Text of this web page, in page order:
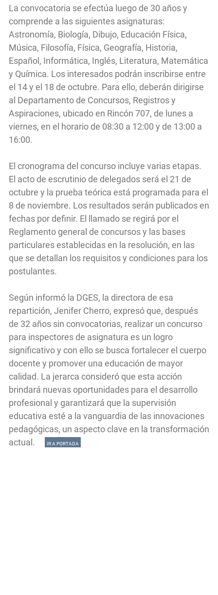
La convocatoria se efectúa luego de 30 años y
comprende a las siguientes asignaturas:
Astronomía, Biología, Dibujo, Educación Física,
Música, Filosofía, Física, Geografía, Historia,
Español, Informática, Inglés, Literatura, Matemática
y Química. Los interesados podrán inscribirse entre
el 14 y el 18 de octubre. Para ello, deberán dirigirse
al Departamento de Concursos, Registros y
Aspiraciones, ubicado en Rincón 707, de lunes a
viernes, en el horario de 08:30 a 12:00 y de 13:00 a
16:00.
El cronograma del concurso incluye varias etapas.
El acto de escrutinio de delegados será el 21 de
octubre y la prueba teórica está programada para el
8 de noviembre. Los resultados serán publicados en
fechas por definir. El llamado se regirá por el
Reglamento general de concursos y las bases
particulares establecidas en la resolución, en las
que se detallan los requisitos y condiciones para los
postulantes.
Según informó la DGES, la directora de esa
repartición, Jenifer Cherro, expresó que, después
de 32 años sin convocatorias, realizar un concurso
para inspectores de asignatura es un logro
significativo y con ello se busca fortalecer el cuerpo
docente y promover una educación de mayor
calidad. La jerarca consideró que esta acción
brindará nuevas oportunidades para el desarrollo
profesional y garantizará que la supervisión
educativa esté a la vanguardia de las innovaciones
pedagógicas, un aspecto clave en la transformación
actual.
IR A PORTADA